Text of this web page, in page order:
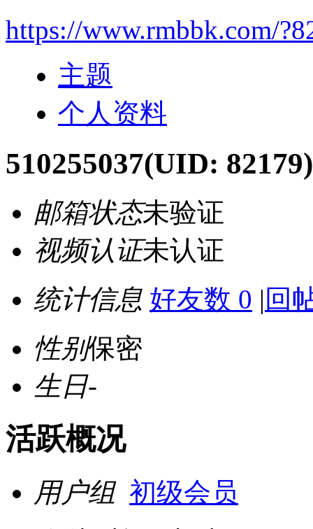
https://www.rmbbk.com/
主题
个人资料
510255037(UID: 82179)
邮箱状态未验证
视频认证未认证
统计信息 好友数 0 | 回
性别保密
生日-
活跃概况
用户组 初级会员